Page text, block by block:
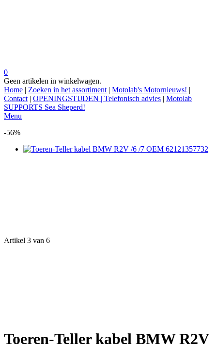
0
Geen artikelen in winkelwagen.
Home | Zoeken in het assortiment | Motolab's Motornieuws! |
Contact | OPENINGSTIJDEN | Telefonisch advies | Motolab
SUPPORTS Sea Sheperd!
Menu
-56%
Artikel 3 van 6
Toeren-Teller kabel BMW R2V